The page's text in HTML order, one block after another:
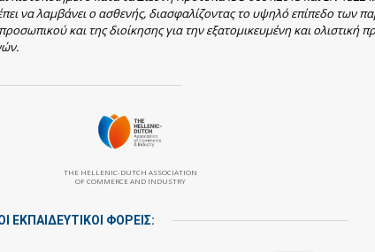
να λαμβάνει ο ασθενής, διασφαλίζοντας το υψηλό επίπεδο των
και της διοίκησης για την εξατομικευμένη και ολιστική
THE HELLENIC-DUTCH ASSOCIATION
OF COMMERCE AND INDUSTRY
ΕΚΠΑΙΔΕΥΤΙΚΟΊ ΦΟΡΕΊΣ: